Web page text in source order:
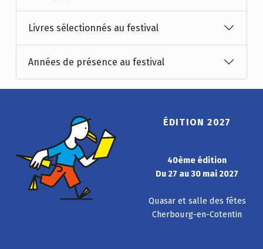
Livres sélectionnés au festival
Années de présence au festival
ÉDITION 2027
40ème édition
Du 27 au 30 mai 2027
Quasar et salle des fêtes
Cherbourg-en-Cotentin